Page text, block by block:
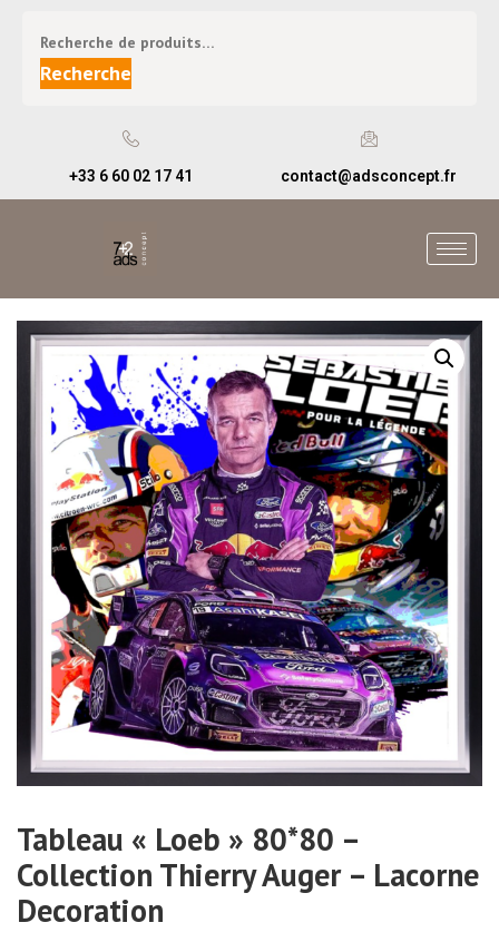
Recherche
+33 6 60 02 17 41 contact@adsconcept.fr
Tableau « Loeb » 80*80 –
Collection Thierry Auger – Lacorne
Decoration